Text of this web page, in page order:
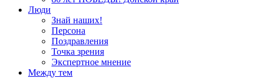
Люди
Знай наших!
Персона
Поздравления
Точка зрения
Экспертное мнение
Между тем